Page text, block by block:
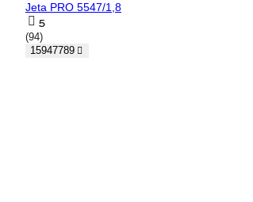
Jeta PRO 5547/1,8
5
(94)
15947789